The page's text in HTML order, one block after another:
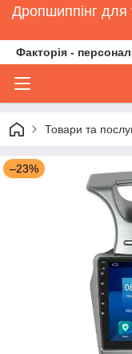
Дропшиппінг для
Факторія -
Товари та
–23%